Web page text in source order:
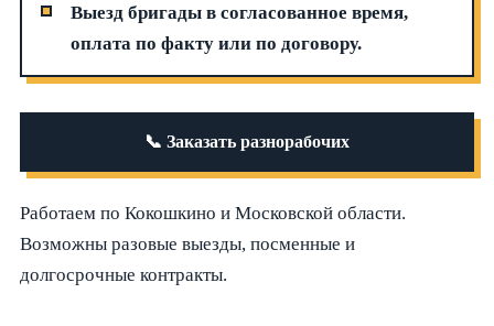
Выезд бригады в согласованное время,
оплата по факту или по договору.
📞 Заказать разнорабочих
Работаем по Кокошкино и Московской области.
Возможны разовые выезды, посменные и
долгосрочные контракты.